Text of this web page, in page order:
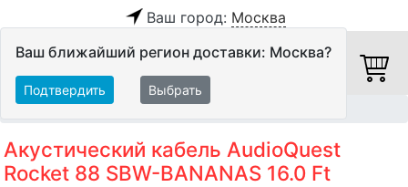
Ваш город: Москва
Ваш ближайший регион доставки: Москва?
Подтвердить Выбрать
Акустический кабель AudioQuest
Rocket 88 SBW-BANANAS 16.0 Ft